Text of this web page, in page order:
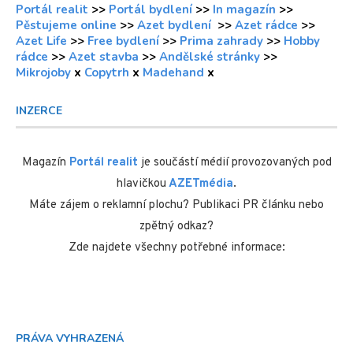
Portál realit >> Portál bydlení >> In magazín >>
Pěstujeme online >> Azet bydlení >> Azet rádce >>
Azet Life >> Free bydlení >> Prima zahrady >> Hobby
rádce >> Azet stavba >> Andělské stránky >>
Mikrojoby x Copytrh x Madehand x
INZERCE
Magazín Portál realit je součástí médií provozovaných pod
hlavičkou AZETmédia.
Máte zájem o reklamní plochu? Publikaci PR článku nebo
zpětný odkaz?
Zde najdete všechny potřebné informace: